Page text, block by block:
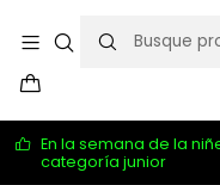
En la semana de la
categoría junior